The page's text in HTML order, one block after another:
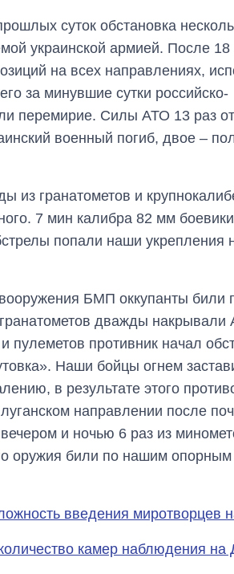
суток обстановка
украинской армией. После 18
на всех направлениях,
за минувшие сутки российско-
перемирие. Силы АТО 13 раз
военный погиб, двое –
из гранатометов и
7 мин калибра 82 мм
попали наши укрепления
БМП оккупанты били
дважды накрывали
пулеметов противник начал
Наши бойцы огнем
в результате этого
направлении после
и ночью 6 раз из
оружия били по нашим опорным
введения миротворцев
камер наблюдения на